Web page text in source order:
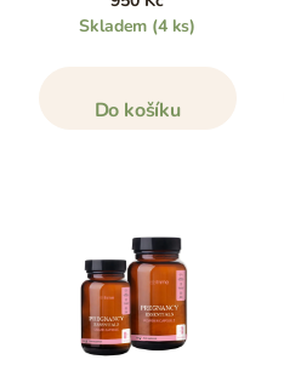
Skladem (4 ks)
Do košíku